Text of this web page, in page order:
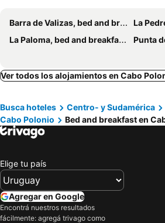
Barra de Valizas, bed and breakfasts
La
La Paloma, bed and breakfasts
Punta del
Ver todos los alojamientos en Cabo
Busca hoteles Centro- y Sudamérica
Cabo Polonio
Bed and breakfast en
Elige tu país
Agregar en Google
Encontrá nuestros resultados
fácilmente: agregá trivago como